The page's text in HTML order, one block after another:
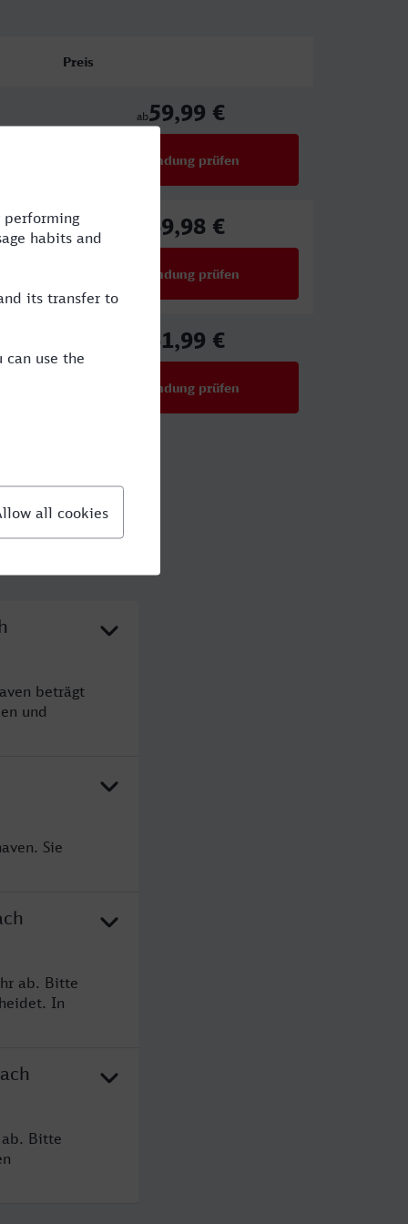
Preis
ab59,99 €
Verbindung prüfen
69,98 €
Verbindung prüfen
61,99 €
Verbindung prüfen
beträgt
und
Sie
ab. Bitte
In
ab. Bitte